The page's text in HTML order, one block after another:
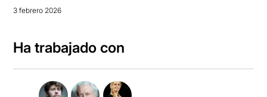
3 febrero 2026
Ha trabajado con